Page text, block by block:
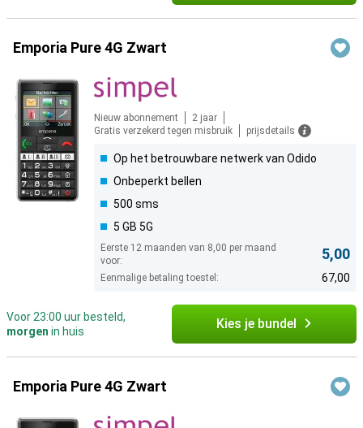
Emporia Pure 4G Zwart
Nieuw abonnement
2 jaar
Gratis verzekerd tegen misbruik
prijsdetails
Op het betrouwbare netwerk van Odido
Onbeperkt bellen
500 sms
5 GB 5G
Eerste 12 maanden van 8,00 per maand
voor:
5,00
Eenmalige betaling toestel: 67,00
Voor 23:00 uur besteld,
morgen in huis Kies je bundel
Emporia Pure 4G Zwart